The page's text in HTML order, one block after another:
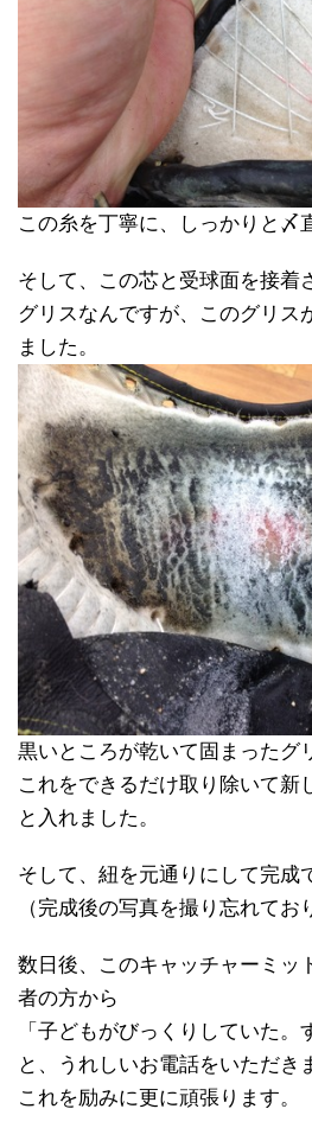
この糸を丁寧に、しっかりと〆
そして、この芯と受球面を接着
グリスなんですが、このグリス
ました。
黒いところが乾いて固まったグ
これをできるだけ取り除いて新
と入れました。
そして、紐を元通りにして完成
（完成後の写真を撮り忘れてお
数日後、このキャッチャーミッ
者の方から
「子どもがびっくりしていた。
と、うれしいお電話をいただき
これを励みに更に頑張ります。